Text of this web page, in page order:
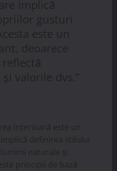
implică
gusturi
este un
deoarece
valorile dvs.”
interioară este un
definirea stilului
naturale și
principii de bază